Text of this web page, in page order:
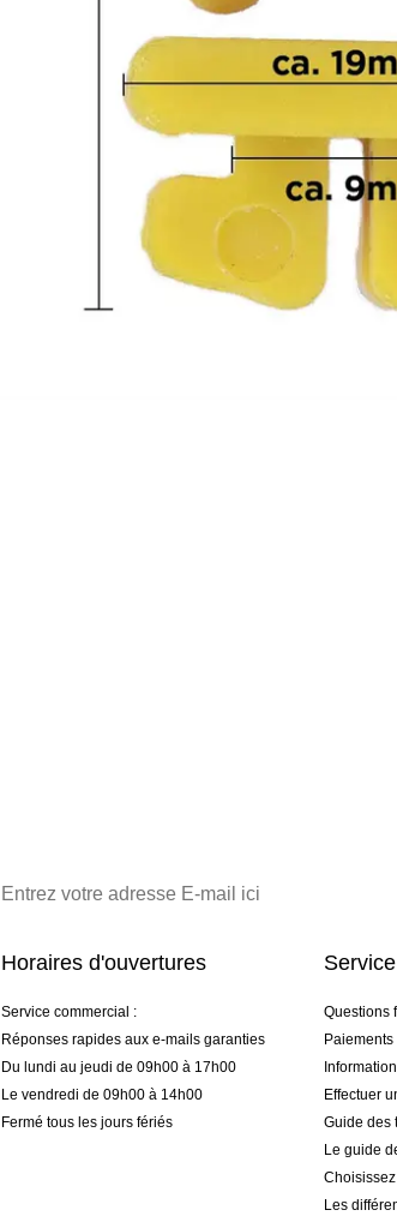
Horaires d'ouvertures
Service commercial :
Réponses rapides aux e-mails garanties
Du lundi au jeudi de 09h00 à 17h00
Le vendredi de 09h00 à 14h00
Fermé tous les jours fériés
Questions
Paiements
Effectuer
Guide des
Le guide
Les